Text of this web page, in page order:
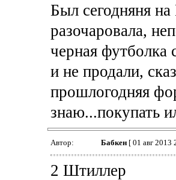
Был сегодняня
разочаровала,
черная футболка
и не продали,
прошлогодняя
знаю...покупать
Автор: Бабкен[ 01 авг 2013
2 Штиллер